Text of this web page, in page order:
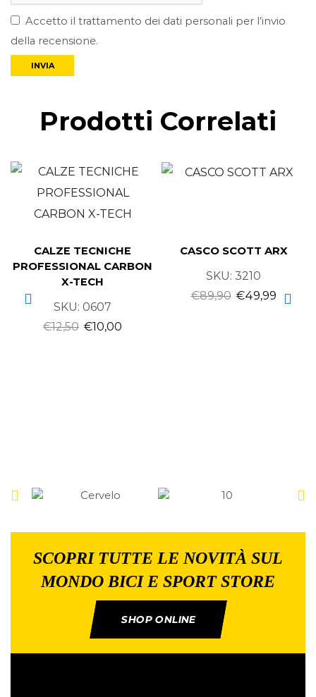
Accetto il trattamento dei dati personali per l’invio
della recensione.
Prodotti Correlati
CALZE TECNICHE
PROFESSIONAL CARBON
X-TECH
SKU: 0607
€12,50 €10,00
CASCO SCOTT ARX
SKU: 3210
€89,90 €49,99
SCOPRI TUTTE LE NOVITÀ SUL
MONDO BICI E SPORT STORE
SHOP ONLINE